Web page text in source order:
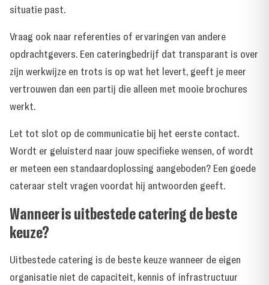
situatie past.
Vraag ook naar referenties of ervaringen van andere
opdrachtgevers. Een cateringbedrijf dat transparant is over
zijn werkwijze en trots is op wat het levert, geeft je meer
vertrouwen dan een partij die alleen met mooie brochures
werkt.
Let tot slot op de communicatie bij het eerste contact.
Wordt er geluisterd naar jouw specifieke wensen, of wordt
er meteen een standaardoplossing aangeboden? Een goede
cateraar stelt vragen voordat hij antwoorden geeft.
Wanneer is uitbestede catering de beste
keuze?
Uitbestede catering is de beste keuze wanneer de eigen
organisatie niet de capaciteit, kennis of infrastructuur